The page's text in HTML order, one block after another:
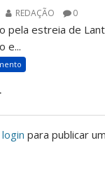
REDAÇÃO 0
pela estreia de
e...
login para publicar